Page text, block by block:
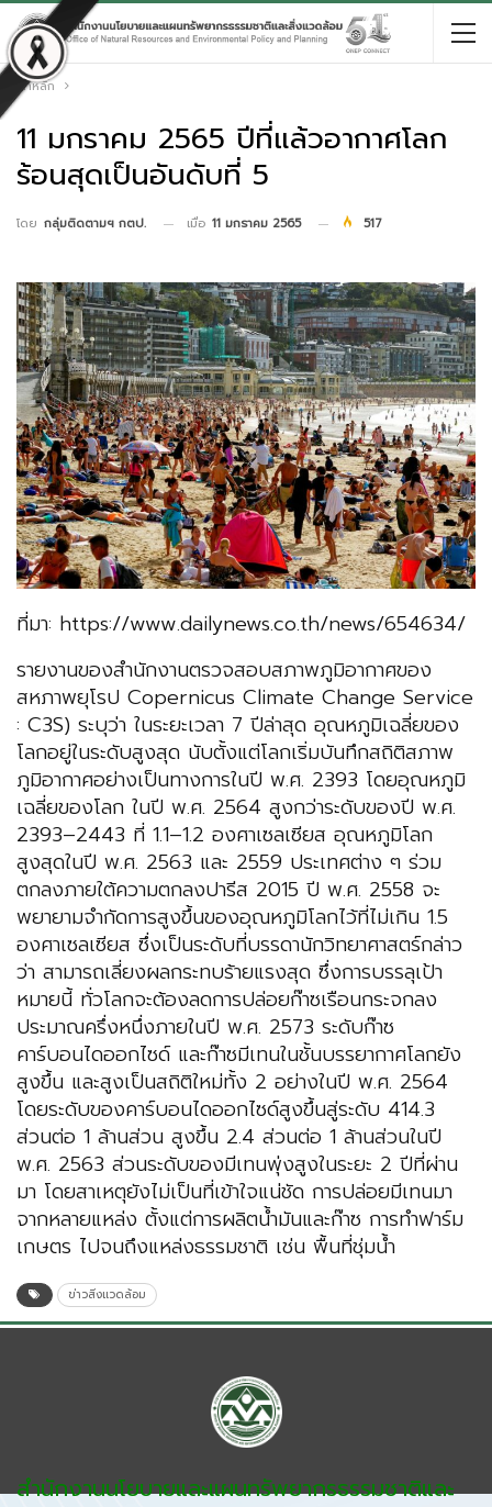
หน้าหลัก
11 มกราคม 2565 ปีที่แล้วอากาศโลก
ร้อนสุดเป็นอันดับที่ 5
โดย กลุ่มติดตามฯ กตป. เมื่อ 11 มกราคม 2565 517
ที่มา: https://www.dailynews.co.th/news/654634/
รายงานของสำนักงานตรวจสอบสภาพภูมิอากาศของ
สหภาพยุโรป Copernicus Climate Change Service
: C3S) ระบุว่า ในระยะเวลา 7 ปีล่าสุด อุณหภูมิเฉลี่ยของ
โลกอยู่ในระดับสูงสุด นับตั้งแต่โลกเริ่มบันทึกสถิติสภาพ
ภูมิอากาศอย่างเป็นทางการในปี พ.ศ. 2393 โดยอุณหภูมิ
เฉลี่ยของโลก ในปี พ.ศ. 2564 สูงกว่าระดับของปี พ.ศ.
2393–2443 ที่ 1.1–1.2 องศาเซลเซียส อุณหภูมิโลก
สูงสุดในปี พ.ศ. 2563 และ 2559 ประเทศต่าง ๆ ร่วม
ตกลงภายใต้ความตกลงปารีส 2015 ปี พ.ศ. 2558 จะ
พยายามจำกัดการสูงขึ้นของอุณหภูมิโลกไว้ที่ไม่เกิน 1.5
องศาเซลเซียส ซึ่งเป็นระดับที่บรรดานักวิทยาศาสตร์กล่าว
ว่า สามารถเลี่ยงผลกระทบร้ายแรงสุด ซึ่งการบรรลุเป้า
หมายนี้ ทั่วโลกจะต้องลดการปล่อยก๊าซเรือนกระจกลง
ประมาณครึ่งหนึ่งภายในปี พ.ศ. 2573 ระดับก๊าซ
คาร์บอนไดออกไซด์ และก๊าซมีเทนในชั้นบรรยากาศโลกยัง
สูงขึ้น และสูงเป็นสถิติใหม่ทั้ง 2 อย่างในปี พ.ศ. 2564
โดยระดับของคาร์บอนไดออกไซด์สูงขึ้นสู่ระดับ 414.3
ส่วนต่อ 1 ล้านส่วน สูงขึ้น 2.4 ส่วนต่อ 1 ล้านส่วนในปี
พ.ศ. 2563 ส่วนระดับของมีเทนพุ่งสูงในระยะ 2 ปีที่ผ่าน
มา โดยสาเหตุยังไม่เป็นที่เข้าใจแน่ชัด การปล่อยมีเทนมา
จากหลายแหล่ง ตั้งแต่การผลิตน้ำมันและก๊าซ การทำฟาร์ม
เกษตร ไปจนถึงแหล่งธรรมชาติ เช่น พื้นที่ชุ่มน้ำ
ข่าวสิ่งแวดล้อม
สำนักงานนโยบายและแผนทรัพยากรธรรมชาติและ